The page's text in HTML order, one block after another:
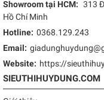
Showroom tại HCM: 313
Hồ Chí Minh
Hotline: 0368.129.243
Email:
Website: https://
SIEUTHIHUYDUNG.COM